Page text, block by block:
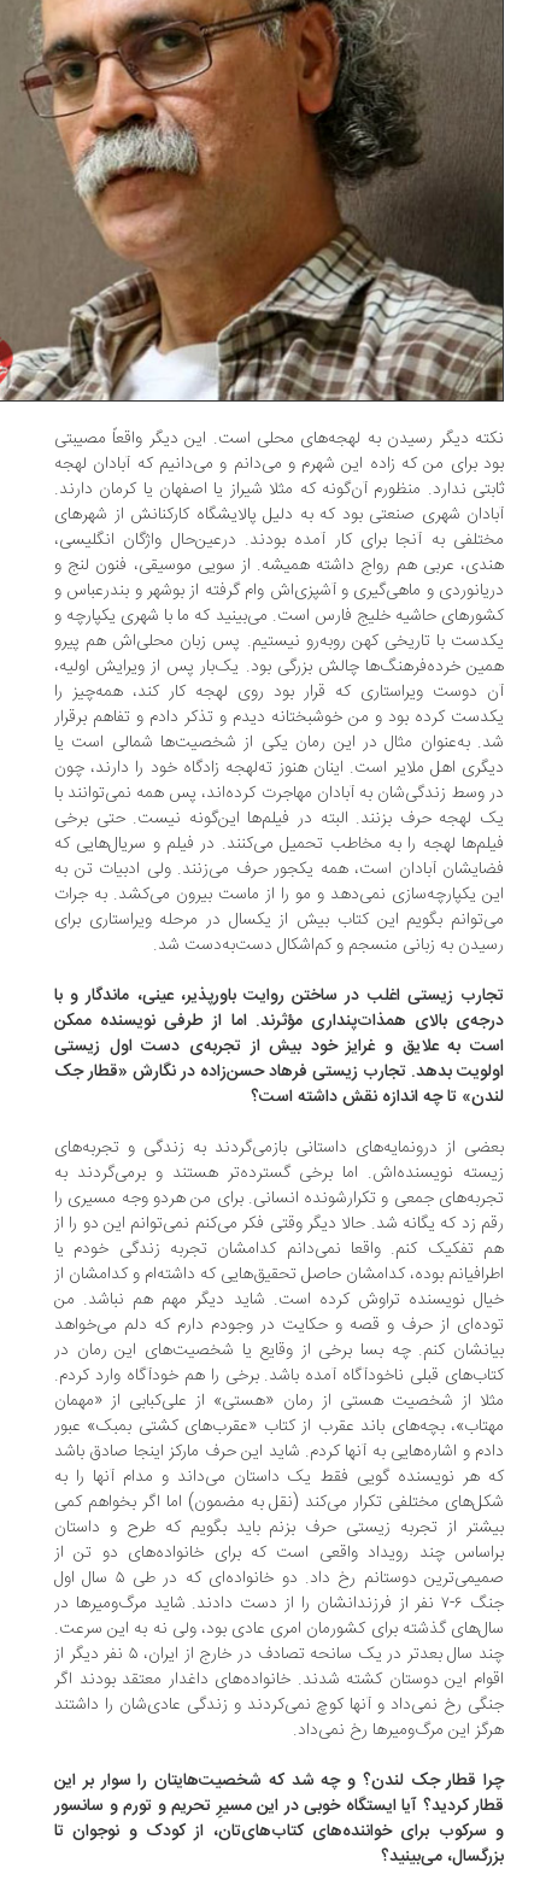
دیگر رسیدن به لهجه‌های محلی است. این دیگر واقعاً مصیبتی
برای من که زاده‌ این شهرم و می‌دانم و می‌دانیم که آبادان لهجه‌
ندارد. منظورم آن‌گونه که مثلا شیراز یا اصفهان یا کرمان دارند.
شهری صنعتی بود که به دلیل پالایشگاه کارکنانش از شهرهای
به آنجا برای کار آمده بودند. درعین‌حال واژگان انگلیسی،
عربی هم رواج داشته همیشه. از سویی موسیقی، فنون لنج و
و ماهی‌گیری و آشپزی‌اش وام گرفته از بوشهر و بندرعباس و
حاشیه‌ خلیج فارس است. می‌بینید که ما با شهری یکپارچه و
با تاریخی کهن روبه‌رو نیستیم. پس زبان محلی‌اش هم پیرو
خرده‌فرهنگ‌ها چالش بزرگی بود. یک‌بار پس از ویرایش اولیه،
دوست ویراستاری که قرار بود روی لهجه کار کند، همه‌چیز را
کرده بود و من خوشبختانه دیدم و تذکر دادم و تفاهم برقرار
به‌عنوان مثال در این رمان یکی از شخصیت‌ها شمالی است یا
اهل ملایر است. اینان هنوز ته‌لهجه‌ زادگاه خود را دارند، چون
وسط زندگی‌شان به آبادان مهاجرت کرده‌اند، پس همه نمی‌توانند با
لهجه حرف بزنند. البته در فیلم‌ها این‌گونه نیست. حتی برخی
لهجه را به مخاطب تحمیل می‌کنند. در فیلم و سریال‌هایی که
آبادان است، همه یکجور حرف می‌زنند. ولی ادبیات تن به
یکپارچه‌سازی نمی‌دهد و مو را از ماست بیرون می‌کشد. به جرات
بگویم این کتاب بیش از یکسال در مرحله‌ ویراستاری برای
به زبانی منسجم و کم‌اشکال دست‌به‌دست شد.
زیستی اغلب در ساختن روایت باورپذیر، عینی، ماندگار و با
بالای همذات‌پنداری مؤثرند. اما از طرفی نویسنده ممکن
به علایق و غرایز خود بیش از تجربه‌ی دست اول زیستی
بدهد. تجارب زیستی فرهاد حسن‌زاده در نگارش «قطار جک
تا چه اندازه نقش داشته است؟
از درونمایه‌های داستانی بازمی‌گردند به زندگی و تجربه‌های
نویسنده‌اش. اما برخی گسترده‌تر هستند و برمی‌گردند به
جمعی و تکرارشونده‌ انسانی. برای من هردو وجه مسیری را
زد که یگانه شد. حالا دیگر وقتی فکر می‌کنم نمی‌توانم این دو را از
تفکیک کنم. واقعا نمی‌دانم کدامشان تجربه‌ زندگی خودم یا
بوده، کدامشان حاصل تحقیق‌هایی که داشته‌ام و کدامشان از
نویسنده تراوش کرده است. شاید دیگر مهم هم نباشد. من
از حرف و قصه و حکایت در وجودم دارم که دلم می‌خواهد
کنم. چه بسا برخی از وقایع یا شخصیت‌های این رمان در
قبلی ناخودآگاه آمده باشد. برخی را هم خودآگاه وارد کردم.
از شخصیت هستی از رمان «هستی» از علی‌کبابی از «مهمان
بچه‌های باند عقرب از کتاب «عقرب‌های کشتی بمبک» عبور
و اشاره‌هایی به آنها کردم. شاید این حرف مارکز اینجا صادق باشد
هر نویسنده گویی فقط یک داستان می‌داند و مدام آنها را به
مختلفی تکرار می‌کند (نقل به مضمون) اما اگر بخواهم کمی
از تجربه زیستی حرف بزنم باید بگویم که طرح و داستان
چند رویداد واقعی است که برای خانواده‌های دو تن از
صمیمی‌ترین دوستانم رخ داد. دو خانواده‌ای که در طی ۵ سال اول
جنگ ۶-۷ نفر از فرزندانشان را از دست دادند. شاید مرگ‌ومیرها در
گذشته برای کشورمان امری عادی بود، ولی نه به این سرعت.
چند سال بعدتر در یک سانحه‌ تصادف در خارج از ایران، ۵ نفر دیگر از
این دوستان کشته شدند. خانواده‌های داغدار معتقد بودند اگر
رخ نمی‌داد و آنها کوچ نمی‌کردند و زندگی عادی‌شان را داشتند
این مرگ‌ومیرها رخ نمی‌داد.
قطار جک لندن؟ و چه شد که شخصیت‌هایتان را سوار بر این
کردید؟ آیا ایستگاه خوبی در این مسیرِ تحریم و تورم و سانسور
سرکوب برای خواننده‌های کتاب‌های‌تان، از کودک و نوجوان تا
می‌بینید؟